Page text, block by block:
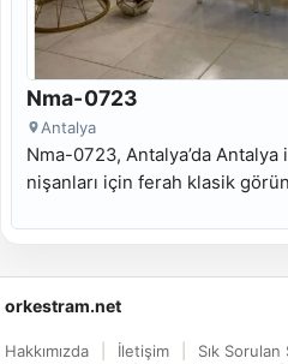
Nma-0723
Antalya
Nma-0723, Antalya’da Antalya
nişanları için ferah klasik
orkestram.net
Hakkımızda İletişim Sık Sorulan